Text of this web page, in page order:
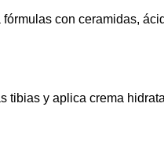
con ceramidas,
tibias y aplica crema